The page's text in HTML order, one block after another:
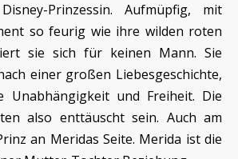
Prinzessin. Aufmüpfig, mit
so feurig wie ihre wilden roten
sie sich für keinen Mann. Sie
einer großen Liebesgeschichte,
Unabhängigkeit und Freiheit. Die
also enttäuscht sein. Auch am
an Meridas Seite. Merida ist die